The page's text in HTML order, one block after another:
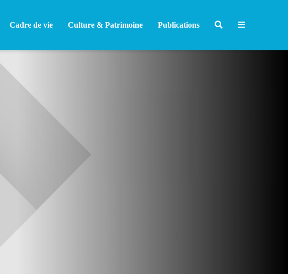
Cadre de vie Culture & Patrimoine Publications